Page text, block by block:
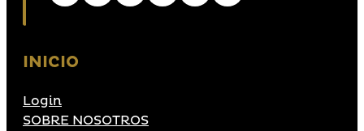
INICIO
Login
SOBRE NOSOTROS